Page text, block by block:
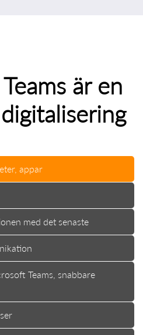
är en
appar
med det senaste
Teams, snabbare